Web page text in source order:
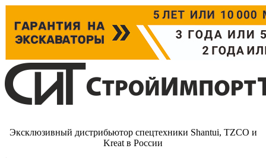
Эксклюзивный дистрибьютор спецтехники Shantui, TZCO и
Kreat в России